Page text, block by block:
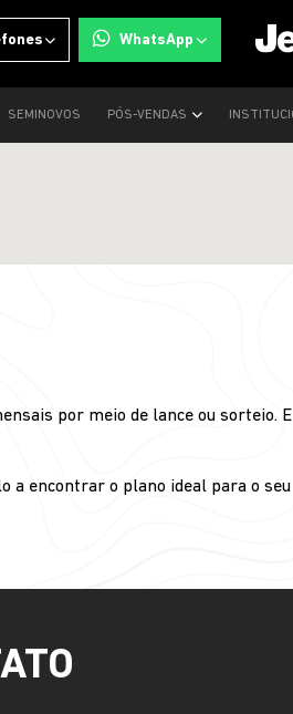
WhatsApp
SEMINOVOS PÓS-VENDAS
por meio de lance ou sorteio. E
a encontrar o plano ideal para o seu